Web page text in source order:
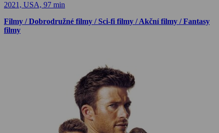
2021, USA, 97 min
Filmy / Dobrodružné filmy / Sci-fi filmy / Akční filmy / Fantasy
filmy